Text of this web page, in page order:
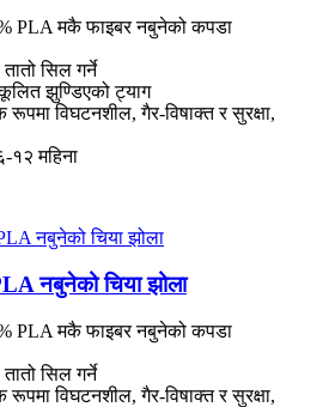
PLA मकै फाइबर नबुनेको कपडा
सिल गर्ने
झुण्डिएको ट्याग
रूपमा विघटनशील, गैर-विषाक्त र सुरक्षा,
महिना
नबुनेको चिया झोला
PLA मकै फाइबर नबुनेको कपडा
सिल गर्ने
रूपमा विघटनशील, गैर-विषाक्त र सुरक्षा,